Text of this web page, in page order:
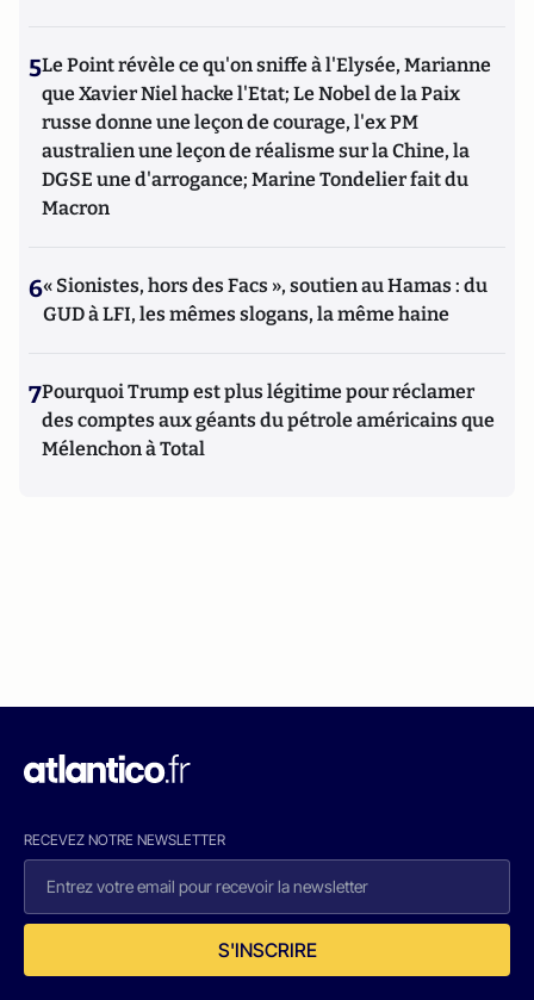
5Le Point révèle ce qu'on sniffe à l'Elysée, Marianne
que Xavier Niel hacke l'Etat; Le Nobel de la Paix
russe donne une leçon de courage, l'ex PM
australien une leçon de réalisme sur la Chine, la
DGSE une d'arrogance; Marine Tondelier fait du
Macron
6« Sionistes, hors des Facs », soutien au Hamas : du
GUD à LFI, les mêmes slogans, la même haine
7Pourquoi Trump est plus légitime pour réclamer
des comptes aux géants du pétrole américains que
Mélenchon à Total
RECEVEZ NOTRE NEWSLETTER
S'INSCRIRE